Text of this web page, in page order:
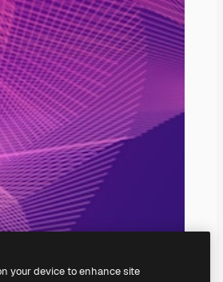
your device to enhance site